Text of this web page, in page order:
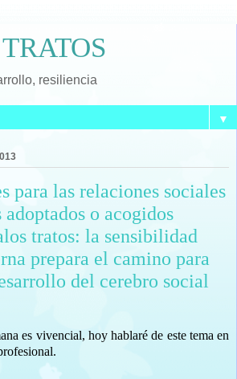
resiliencia
▼
para las relaciones sociales
adoptados o acogidos
tratos: la sensibilidad
prepara el camino para
del cerebro social
es vivencial, hoy hablaré de este tema en